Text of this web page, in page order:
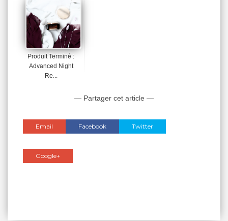
Produit Terminé :
Advanced Night
Re...
— Partager cet article —
Email Facebook Twitter
Google+